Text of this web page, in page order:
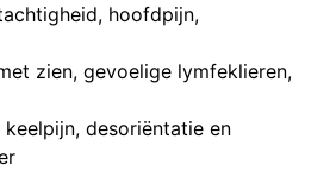
hoofdpijn,
zien, gevoelige lymfeklieren,
desoriëntatie en